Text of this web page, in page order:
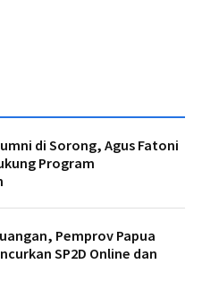
di Sorong, Agus Fatoni
Program
Pemprov Papua
SP2D Online dan